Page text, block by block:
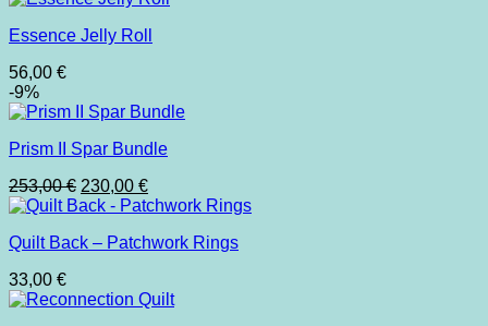
Essence Jelly Roll
56,00 €
-9%
Prism II Spar Bundle
253,00€ Ursprünglicher
Preis
253,00 €
230,00 €Aktueller
Preis
230,00 €.
Quilt Back – Patchwork Rings
33,00 €